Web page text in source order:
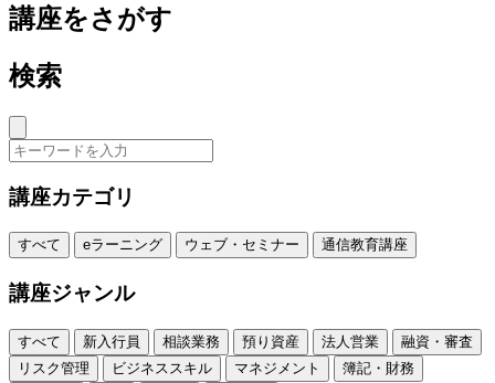
講座をさがす
検索
講座カテゴリ
すべて eラーニング ウェブ・セミナー 通信教育講座
講座ジャンル
すべて 新入行員 相談業務 預り資産 法人営業
融資・審査
リスク管理
ビジネススキル マネジメント
簿記・財務